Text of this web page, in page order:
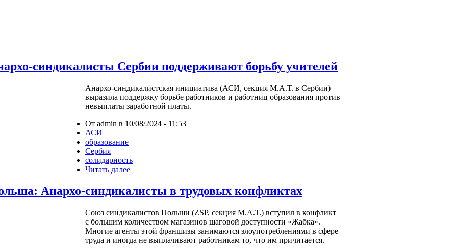
синдикалисты Сербии поддерживают борьбу учителей
Анархо-синдикалистская инициатива (АСИ, секция М.А.Т. в Сербии)
выразила поддержку борьбе работников и работниц образования против
невыплаты заработной платы.
От admin в 10/08/2024 - 11:53
АСИ
образование
Сербия
солидарность
Читать далее
Анархо-синдикалисты в трудовых конфликтах
Союз синдикалистов Польши (ZSP, секция М.А.Т.) вступил в конфликт
с большим количеством магазинов шаговой доступности «Жабка».
Многие агенты этой франшизы занимаются злоупотреблениями в сфере
труда и иногда не выплачивают работникам то, что им причитается.